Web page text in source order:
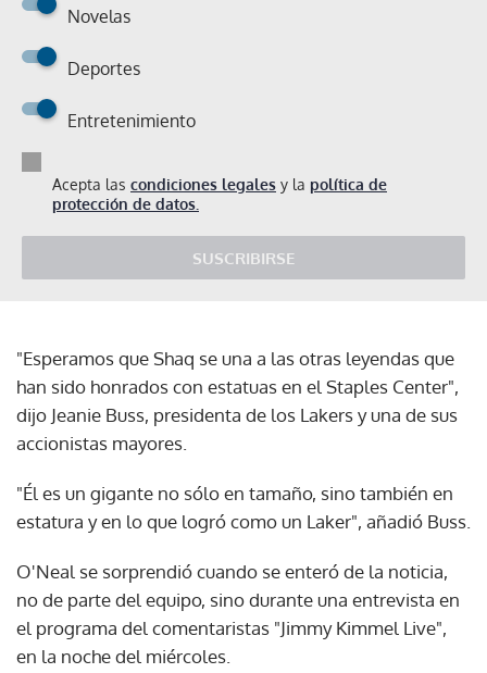
Novelas
Deportes
Entretenimiento
Acepta las condiciones legales y la política de
protección de datos.
SUSCRIBIRSE
"Esperamos que Shaq se una a las otras leyendas que
han sido honrados con estatuas en el Staples Center",
dijo Jeanie Buss, presidenta de los Lakers y una de sus
accionistas mayores.
"Él es un gigante no sólo en tamaño, sino también en
estatura y en lo que logró como un Laker", añadió Buss.
O'Neal se sorprendió cuando se enteró de la noticia,
no de parte del equipo, sino durante una entrevista en
el programa del comentaristas "Jimmy Kimmel Live",
en la noche del miércoles.